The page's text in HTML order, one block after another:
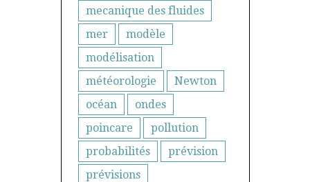
mecanique des fluides
mer
modèle
modélisation
météorologie
Newton
océan
ondes
poincare
pollution
probabilités
prévision
prévisions